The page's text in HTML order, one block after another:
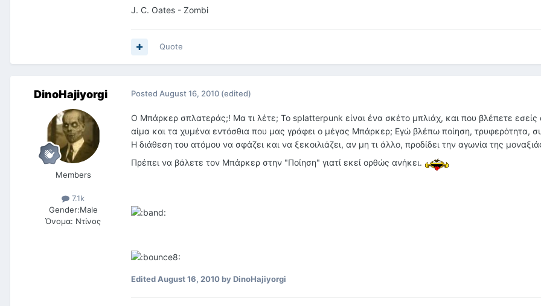
J. C. Oates - Zombi
Quote
DinoHajiyorgi
Members
7.1k
Gender:Male
Όνομα: Ντίνος
Posted August 16, 2010 (edited)
Ο Μπάρκερ σπλατεράς;! Μα τι λέτε; Το splatterpunk είναι ένα σκέτο μπλιάχ, και που βλέπετε εσείς
αίμα και τα χυμένα εντόσθια που μας γράφει ο μέγας Μπάρκερ; Εγώ βλέπω ποίηση, τρυφερότητα,
Η διάθεση του ατόμου να σφάζει και να ξεκοιλιάζει, αν μη τι άλλο, προδίδει την αγωνία της
Πρέπει να βάλετε τον Μπάρκερ στην "Ποίηση" γιατί εκεί ορθώς ανήκει.
EditedAugust 16, 2010by DinoHajiyorgi